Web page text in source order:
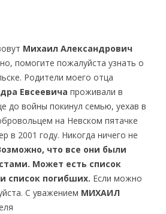
Михаил Александрович
помогите пожалуйста узнать о
Родители моего отца
Евсеевича проживали в
до войны покинул семью, уехав в
на Невском пятачке
в 2001 году. Никогда ничего не
что все они были
Может есть список
список погибших. Если можно
С уважением МИХАИЛ